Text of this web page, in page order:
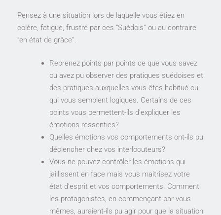
Pensez à une situation lors de laquelle vous étiez en
colère, fatigué, frustré par ces “Suédois” ou au contraire
“en état de grâce”.
Reprenez points par points ce que vous savez
ou avez pu observer des pratiques suédoises et
des pratiques auxquelles vous êtes habitué ou
qui vous semblent logiques. Certains de ces
points vous permettent-ils d’expliquer les
émotions ressenties?
Quelles émotions vos comportements ont-ils pu
déclencher chez vos interlocuteurs?
Vous ne pouvez contrôler les émotions qui
jaillissent en face mais vous maitrisez votre
état d’esprit et vos comportements. Comment
les protagonistes, en commençant par vous-
mêmes, auraient-ils pu agir pour que la situation